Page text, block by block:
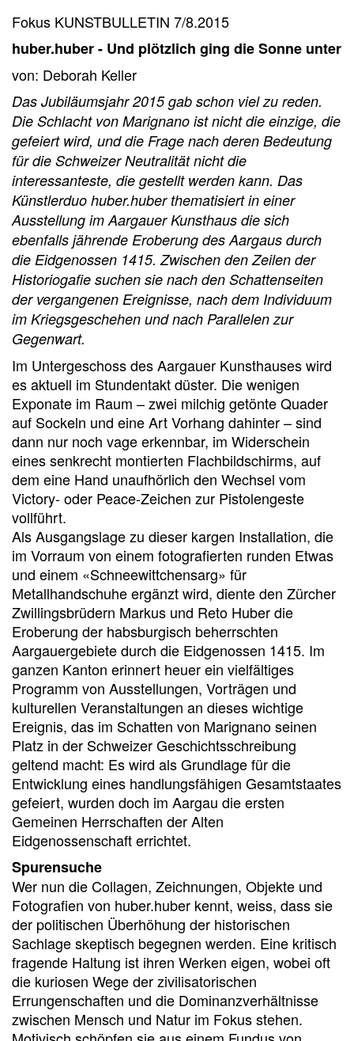
Fokus KUNSTBULLETIN 7/8.2015
huber.huber - Und plötzlich ging die Sonne unter
von: Deborah Keller
Das Jubiläumsjahr 2015 gab schon viel zu reden.
Die Schlacht von Marignano ist nicht die einzige, die
gefeiert wird, und die Frage nach deren Bedeutung
für die Schweizer Neutralität nicht die
interessanteste, die gestellt werden kann. Das
Künstlerduo huber.huber thematisiert in einer
Ausstellung im Aargauer Kunsthaus die sich
ebenfalls jährende Eroberung des Aargaus durch
die Eidgenossen 1415. Zwischen den Zeilen der
Historio­gafie suchen sie nach den Schattenseiten
der vergangenen Ereignisse, nach dem Individuum
im Kriegsgeschehen und nach Parallelen zur
Gegenwart.
Im Untergeschoss des Aargauer Kunsthauses wird
es aktuell im Stundentakt düster. Die wenigen
Exponate im Raum – zwei milchig getönte Quader
auf Sockeln und eine Art Vorhang dahinter – sind
dann nur noch vage erkennbar, im Widerschein
eines senkrecht montierten Flachbildschirms, auf
dem eine Hand unaufhörlich den Wechsel vom
Victory- oder Peace-Zeichen zur Pistolengeste
vollführt.
Als Ausgangslage zu dieser kargen Installation, die
im Vorraum von einem fotografierten runden Etwas
und einem «Schneewittchensarg» für
Metallhandschuhe ergänzt wird, diente den Zürcher
Zwillingsbrüdern Markus und Reto Huber die
Eroberung der habsburgisch beherrschten
Aargauergebiete durch die Eidgenossen 1415. Im
ganzen Kanton erinnert heuer ein vielfältiges
Programm von Ausstellungen, Vorträgen und
kulturellen Veranstaltungen an dieses wichtige
Ereignis, das im Schatten von Marignano seinen
Platz in der Schweizer Geschichtsschreibung
geltend macht: Es wird als Grundlage für die
Entwicklung eines handlungsfähigen Gesamtstaates
gefeiert, wurden doch im Aargau die ersten
Gemeinen Herrschaften der Alten
Eidgenossenschaft errichtet.
Spurensuche
Wer nun die Collagen, Zeichnungen, Objekte und
Fotografien von huber.huber kennt, weiss, dass sie
der politischen Überhöhung der historischen
Sachlage skeptisch begegnen werden. Eine kritisch
fragende Haltung ist ihren Werken eigen, wobei oft
die kuriosen Wege der zivilisatorischen
Errungenschaften und die Dominanzverhältnisse
zwischen Mensch und Natur im Fokus stehen.